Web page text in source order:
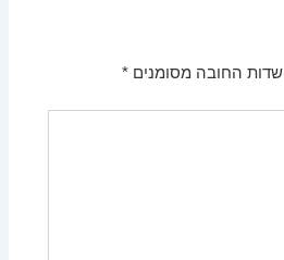
שדות החובה מסומנים*